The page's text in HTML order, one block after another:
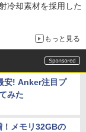
冷却素材を採用した
もっと見る
安! Anker注目プ
みた
！メモリ32GBの